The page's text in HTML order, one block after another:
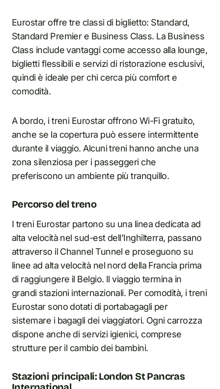
Eurostar offre tre classi di biglietto: Standard,
Standard Premier e Business Class. La Business
Class include vantaggi come accesso alla lounge,
biglietti flessibili e servizi di ristorazione esclusivi,
quindi è ideale per chi cerca più comfort e
comodità.
A bordo, i treni Eurostar offrono Wi-Fi gratuito,
anche se la copertura può essere intermittente
durante il viaggio. Alcuni treni hanno anche una
zona silenziosa per i passeggeri che
preferiscono un ambiente più tranquillo.
Percorso del treno
I treni Eurostar partono su una linea dedicata ad
alta velocità nel sud-est dell’Inghilterra, passano
attraverso il Channel Tunnel e proseguono su
linee ad alta velocità nel nord della Francia prima
di raggiungere il Belgio. Il viaggio termina in
grandi stazioni internazionali. Per comodità, i treni
Eurostar sono dotati di portabagagli per
sistemare i bagagli dei viaggiatori. Ogni carrozza
dispone anche di servizi igienici, comprese
strutture per il cambio dei bambini.
Stazioni principali: London St Pancras